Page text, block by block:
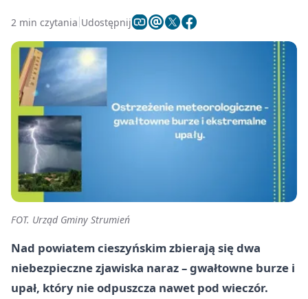
2 min czytania Udostępnij
FOT. Urząd Gminy Strumień
Nad powiatem cieszyńskim zbierają się dwa
niebezpieczne zjawiska naraz – gwałtowne burze i
upał, który nie odpuszcza nawet pod wieczór.